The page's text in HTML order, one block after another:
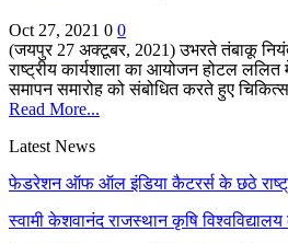
Oct 27, 2021 0 0
(जयपुर 27 अक्टूबर, 2021) उभरते तंबाकू
राष्ट्रीय कार्यशाला का आयोजन होटल ललित
समापन समारोह को संबोधित करते हुए
Read More...
Latest News
फेडरेशन ऑफ ऑल इंडिया कैटरर्स के छठे
स्वामी केशवानंद राजस्थान कृषि